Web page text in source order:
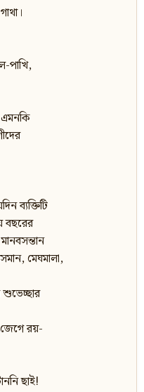
পাখি,
ব্যক্তিটি
বছরের
মেঘমালা,
জেগে রয়-
ছাই!